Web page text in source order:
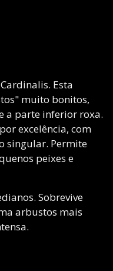
Esta
muito bonitos,
a parte inferior roxa.
excelência, com
singular. Permite
peixes e
Sobrevive
arbustos mais